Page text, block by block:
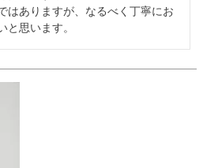
はありますが、なるべく丁寧にお
と思います。